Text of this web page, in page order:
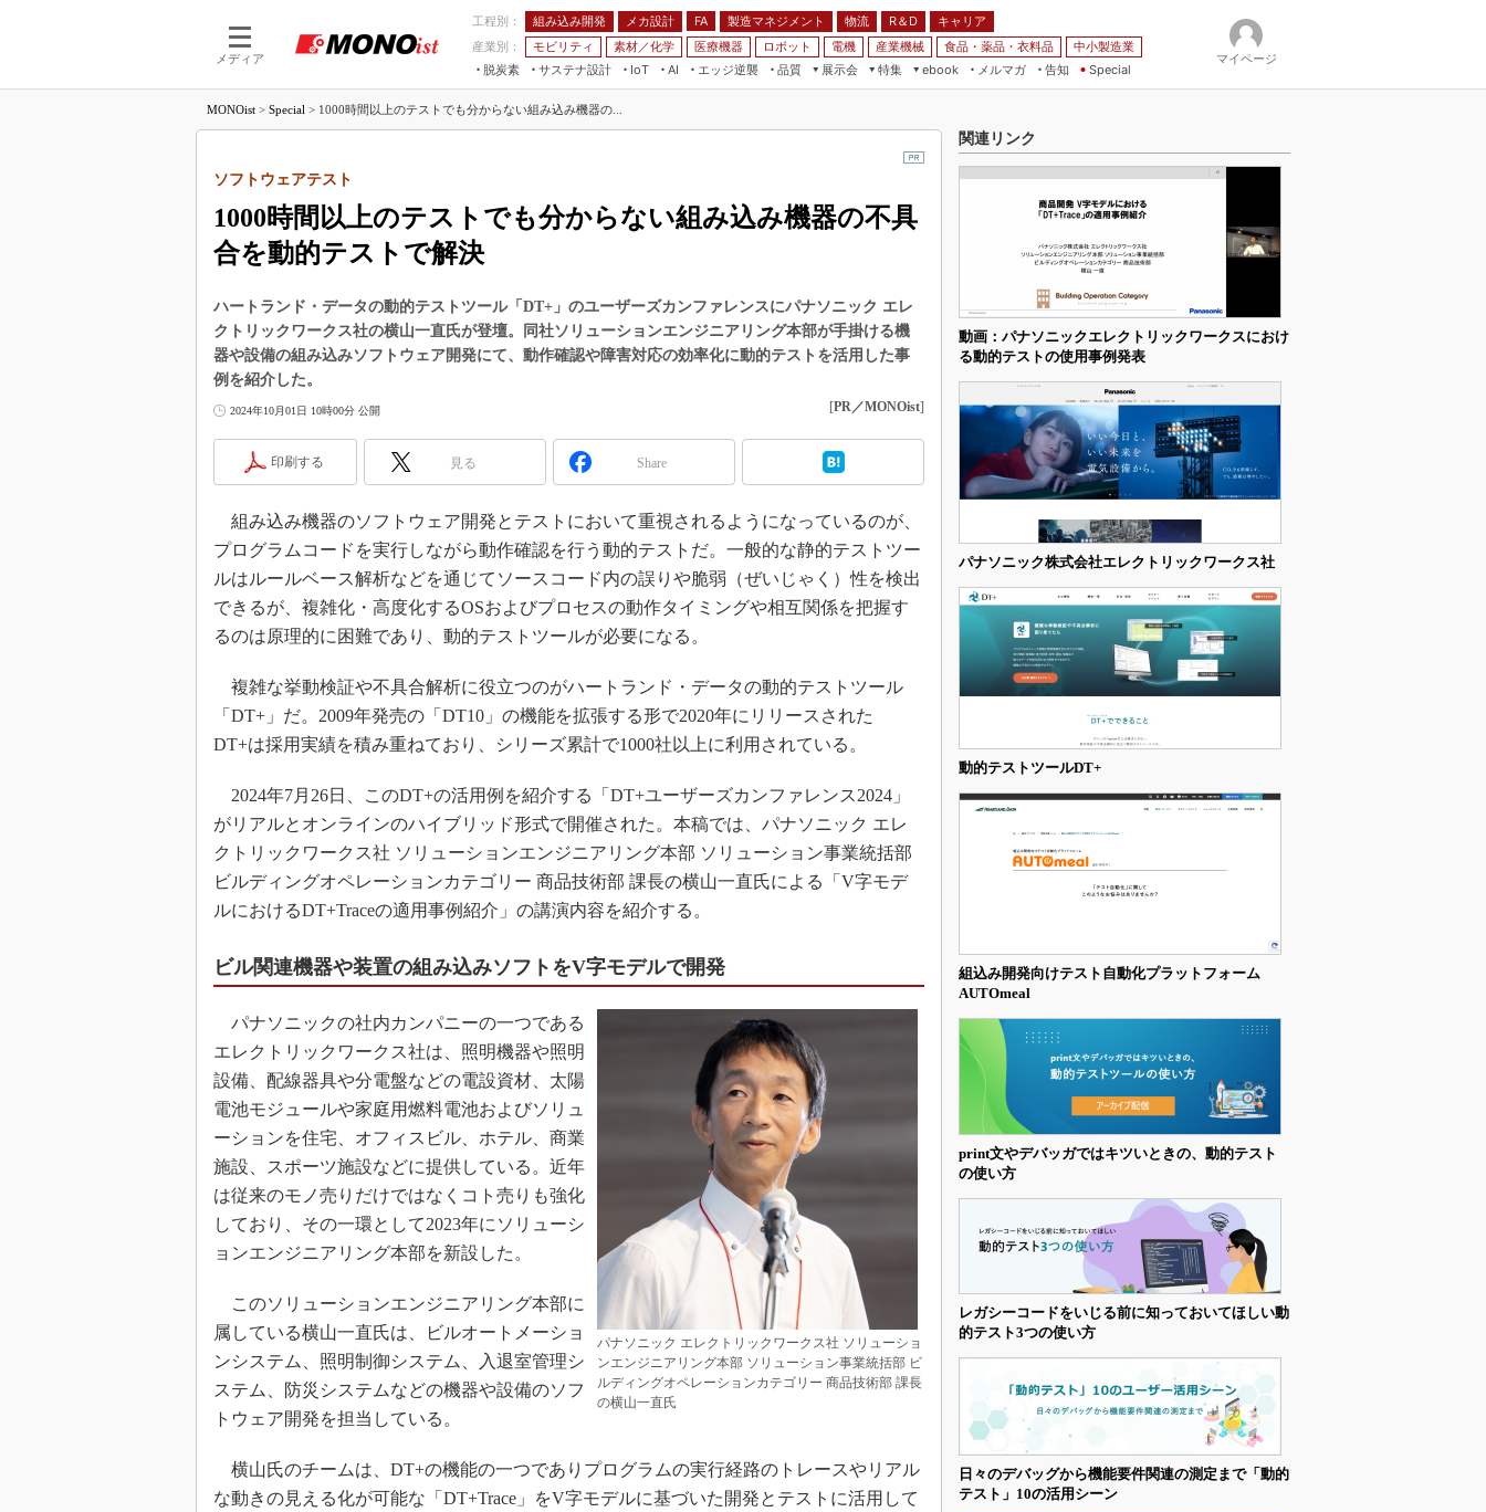
メディア
工程別： 組み込み開発 メカ設計 FA 製造マネジメント 物流 R＆D
キャリア
産業別：
モビリティ 素材／化学 医療機器 ロボット 電機 産業機械 食品・薬品・衣料品
中小製造業
脱炭素
サステナ設計
IoT
つながる工場
AI
AI×設備保全
エッジ逆襲 品質
展示会
JIMTOF
IIFES
TECHNO-FRONTIER
人テク展
AUTOMOTIVE WORLD
産業オープンネット展
特集
つながるクルマ
フィールドサービス
組み込み画像技術
組み込みモデリング
Windows Embedded
無償設計ツール
S＆OP
インダストリー4.0
イノベーション
メイドインジャパン
植物工場
グローバル設計・開発
制御セキュリティ
新型コロナへの対応
ebook
メカ設計
モビリティ
メルマガ
告知 Special
マイページ
MONOist > Special > 1000時間以上のテストでも分からない組み込み機器の...
1000時間以上のテストでも分からない組み込み機器の不具
合を動的テストで解決
ソフトウェアテスト
ハートランド・データの動的テストツール「DT+」のユーザーズカンファレンスにパナソニック エレ
クトリックワークス社の横山一直氏が登壇。同社ソリューションエンジニアリング本部が手掛ける機
器や設備の組み込みソフトウェア開発にて、動作確認や障害対応の効率化に動的テストを活用した事
例を紹介した。
2024年10月01日 10時00分 公開 [PR／MONOist]
印刷する 見る Share
組み込み機器のソフトウェア開発とテストにおいて重視されるようになっているのが、
プログラムコードを実行しながら動作確認を行う動的テストだ。一般的な静的テストツー
ルはルールベース解析などを通じてソースコード内の誤りや脆弱（ぜいじゃく）性を検出
できるが、複雑化・高度化するOSおよびプロセスの動作タイミングや相互関係を把握す
るのは原理的に困難であり、動的テストツールが必要になる。
複雑な挙動検証や不具合解析に役立つのがハートランド・データの動的テストツール
「DT+」だ。2009年発売の「DT10」の機能を拡張する形で2020年にリリースされた
DT+は採用実績を積み重ねており、シリーズ累計で1000社以上に利用されている。
2024年7月26日、このDT+の活用例を紹介する「DT+ユーザーズカンファレンス2024」
がリアルとオンラインのハイブリッド形式で開催された。本稿では、パナソニック エレ
クトリックワークス社 ソリューションエンジニアリング本部 ソリューション事業統括部
ビルディングオペレーションカテゴリー 商品技術部 課長の横山一直氏による「V字モデ
ルにおけるDT+Traceの適用事例紹介」の講演内容を紹介する。
ビル関連機器や装置の組み込みソフトをV字モデルで開発
パナソニック エレクトリックワークス社 ソリューショ
ンエンジニアリング本部 ソリューション事業統括部 ビ
ルディングオペレーションカテゴリー 商品技術部 課長
の横山一直氏
パナソニックの社内カンパニーの一つである
エレクトリックワークス社は、照明機器や照明
設備、配線器具や分電盤などの電設資材、太陽
電池モジュールや家庭用燃料電池およびソリュ
ーションを住宅、オフィスビル、ホテル、商業
施設、スポーツ施設などに提供している。近年
は従来のモノ売りだけではなくコト売りも強化
しており、その一環として2023年にソリューシ
ョンエンジニアリング本部を新設した。
このソリューションエンジニアリング本部に
属している横山一直氏は、ビルオートメーショ
ンシステム、照明制御システム、入退室管理シ
ステム、防災システムなどの機器や設備のソフ
トウェア開発を担当している。
横山氏のチームは、DT+の機能の一つでありプログラムの実行経路のトレースやリアル
な動きの見える化が可能な「DT+Trace」をV字モデルに基づいた開発とテストに活用して
関連リンク
動画：パナソニックエレクトリックワークスにおけ
る動的テストの使用事例発表
パナソニック株式会社エレクトリックワークス社
動的テストツールDT+
組込み開発向けテスト自動化プラットフォーム
AUTOmeal
print文やデバッガではキツいときの、動的テスト
の使い方
レガシーコードをいじる前に知っておいてほしい動
的テスト3つの使い方
日々のデバッグから機能要件関連の測定まで「動的
テスト」10の活用シーン